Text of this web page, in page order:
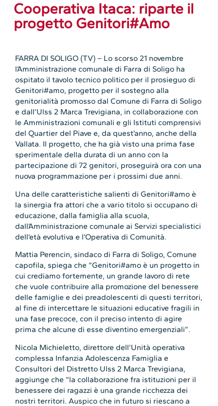
Cooperativa Itaca: riparte il
progetto Genitori#Amo
FARRA DI SOLIGO (TV) – Lo scorso 21 novembre
l’Amministrazione comunale di Farra di Soligo ha
ospitato il tavolo tecnico politico per il prosieguo di
Genitori#amo, progetto per il sostegno alla
genitorialità promosso dal Comune di Farra di Soligo
e dall’Ulss 2 Marca Trevigiana, in collaborazione con
le Amministrazioni comunali e gli Istituti comprensivi
del Quartier del Piave e, da quest’anno, anche della
Vallata. Il progetto, che ha già visto una prima fase
sperimentale della durata di un anno con la
partecipazione di 72 genitori, proseguirà ora con una
nuova programmazione per i prossimi due anni.
Una delle caratteristiche salienti di Genitori#amo è
la sinergia fra attori che a vario titolo si occupano di
educazione, dalla famiglia alla scuola,
dall’Amministrazione comunale ai Servizi specialistici
dell’età evolutiva e l’Operativa di Comunità.
Mattia Perencin, sindaco di Farra di Soligo, Comune
capofila, spiega che “Genitori#amo è un progetto in
cui crediamo fortemente, un grande lavoro di rete
che vuole contribuire alla promozione del benessere
delle famiglie e dei preadolescenti di questi territori,
al fine di intercettare le situazioni educative fragili in
una fase precoce, con il preciso intento di agire
prima che alcune di esse diventino emergenziali”.
Nicola Michieletto, direttore dell’Unità operativa
complessa Infanzia Adolescenza Famiglia e
Consultori del Distretto Ulss 2 Marca Trevigiana,
aggiunge che “la collaborazione fra istituzioni per il
benessere dei ragazzi è una grande ricchezza dei
nostri territori. Auspico che in futuro si riescano a